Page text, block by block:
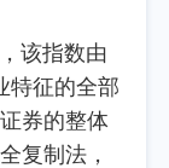
该指数由
特征的全部
券的整体
复制法，